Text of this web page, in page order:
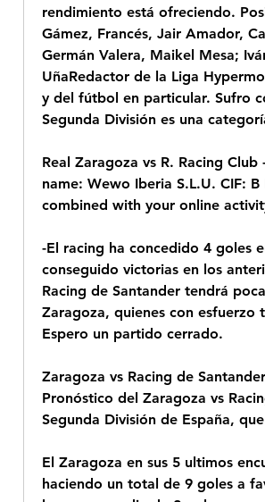
rendimiento está ofreciendo.
Gámez, Francés, Jair Amador,
Germán Valera, Maikel Mesa;
UñaRedactor de la Liga
y del fútbol en particular. Sufro
Segunda División es una
Real Zaragoza vs R. Racing
name: Wewo Iberia S.L.U. CIF:
combined with your online
-El racing ha concedido 4 goles
conseguido victorias en los
Racing de Santander tendrá
Zaragoza, quienes con
Espero un partido cerrado.
Zaragoza vs Racing de
Pronóstico del Zaragoza vs
Segunda División de España,
El Zaragoza en sus 5 ultimos
haciendo un total de 9 goles a